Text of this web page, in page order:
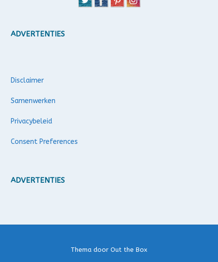
ADVERTENTIES
Disclaimer
Samenwerken
Privacybeleid
Consent Preferences
ADVERTENTIES
Thema door Out the Box